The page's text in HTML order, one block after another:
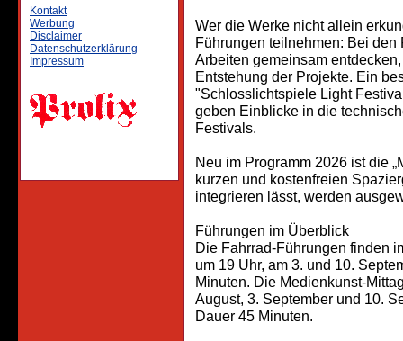
Kontakt
Werbung
Disclaimer
Datenschutzerklärung
Impressum
Wer die Werke nicht allein
Führungen teilnehmen: Bei
Arbeiten gemeinsam
Entstehung der Projekte. Ein
"Schlosslichtspiele Light
geben Einblicke in die
Festivals.
Neu im Programm 2026 ist die
kurzen und kostenfreien
integrieren lässt, werden
Führungen im Überblick
Die Fahrrad-Führungen finden
um 19 Uhr, am 3. und 10.
Minuten. Die Medienkunst-
August, 3. September und 10.
Dauer 45 Minuten.